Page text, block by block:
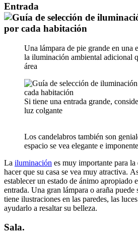
Entrada
Una lámpara de pie grande en una
la iluminación ambiental adicional
área
Si tiene una entrada grande,
luz colgante
Los candelabros también son
espacio se vea elegante e imponente
La iluminación es muy importante para la
hacer que su casa se vea muy atractiva.
establecer un estado de ánimo apropiado
entrada. Una gran lámpara o araña puede
tiene ilustraciones en las paredes, las
ayudarlo a resaltar su belleza.
Sala.